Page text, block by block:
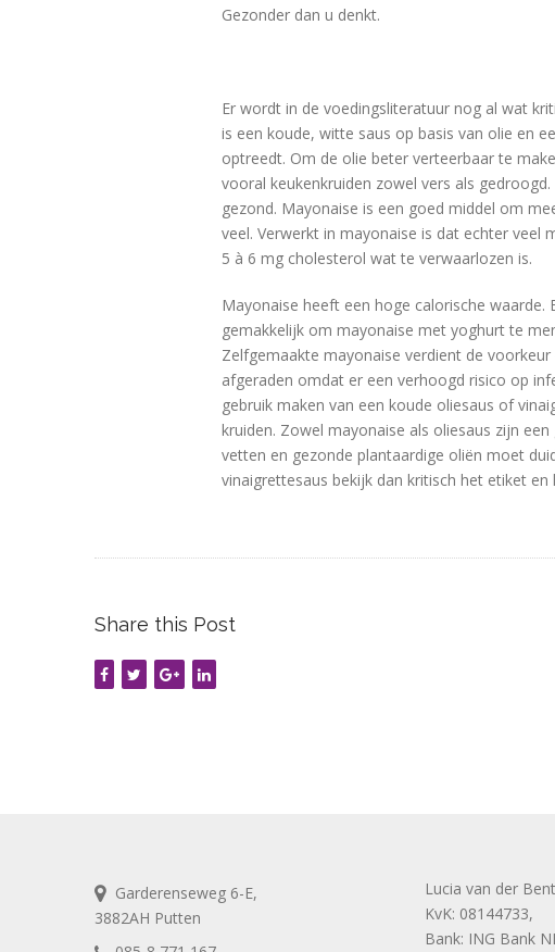
Gezonder dan u denkt.
Er wordt in de voedingsliteratuur nog al wat
is een koude, witte saus op basis van olie en
optreedt. Om de olie beter verteerbaar te
vooral keukenkruiden zowel vers als
gezond. Mayonaise is een goed middel om
veel. Verwerkt in mayonaise is dat echter veel
5 à 6 mg cholesterol wat te verwaarlozen is.
Mayonaise heeft een hoge calorische
gemakkelijk om mayonaise met yoghurt te
Zelfgemaakte mayonaise verdient de
afgeraden omdat er een verhoogd risico op
gebruik maken van een koude oliesaus of
kruiden. Zowel mayonaise als oliesaus zijn
vetten en gezonde plantaardige oliën moet
vinaigrettesaus bekijk dan kritisch het etiket
Share this Post
Garderenseweg 6-E,
3882AH Putten
Lucia van der Bent
KvK: 08144733,
Bank: ING Bank